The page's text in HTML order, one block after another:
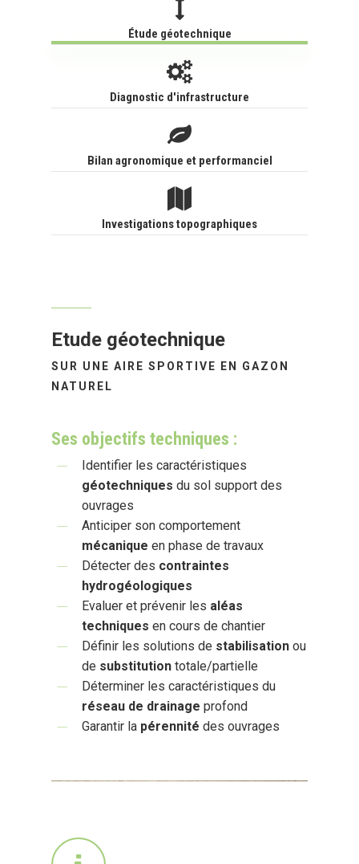
Étude géotechnique
Diagnostic d'infrastructure
Bilan agronomique et performanciel
Investigations topographiques
Etude géotechnique
SUR UNE AIRE SPORTIVE EN GAZON
NATUREL
Ses objectifs techniques :
Identifier les caractéristiques
géotechniques du sol support des
ouvrages
Anticiper son comportement
mécanique en phase de travaux
Détecter des contraintes
hydrogéologiques
Evaluer et prévenir les aléas
techniques en cours de chantier
Définir les solutions de stabilisation ou
de substitution totale/partielle
Déterminer les caractéristiques du
réseau de drainage profond
Garantir la pérennité des ouvrages